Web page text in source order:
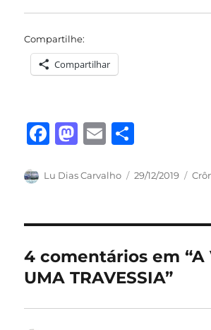
Compartilhe:
Compartilhar
F
c
b
o
o
k
M
st
d
o
n
E
ai a
Autor
Lu Dias Carvalho
Publicado
29/12/2019
4 comentários em “A
UMA TRAVESSIA”